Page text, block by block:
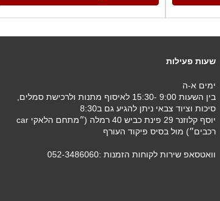
שעות פעילות
ימים א-ה
בין השעות 9:00 -15:30 לאיסוף מתנות ולרכישת סמלים,
סיכות וציוד צבאי ניתן להגיע גם ב8:30
יוסף קלוזנר 29 פינת כביש 40 רמלה (״מתחם הלאקי car
רכבים״) מול בסיס פיקוד העורף
וואטסאפ שירות לקוחות הזמנות :052-3486060